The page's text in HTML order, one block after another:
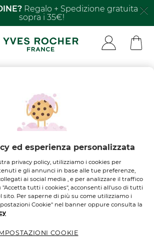
Regalo + Spedizione gratuita
sopra i 35€!
I NOSTRI PRODOTTI
ed esperienza personalizzata
privacy policy, utilizziamo i cookies per
e gli annunci in base alle tue preferenze,
ai social media , e per analizzare il traffico
"Accetta tutti i cookies", acconsenti all'uso di tutti
sito. Per saperne di più su come utilizziamo i
Cookie" nel banner oppure consulta la
COOKIE